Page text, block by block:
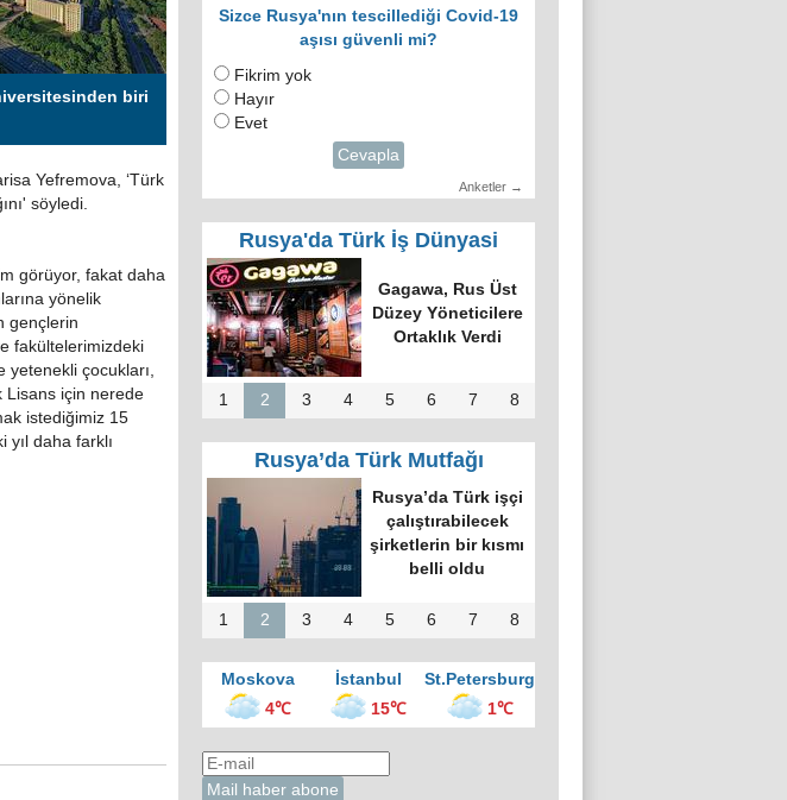
biri
Yefremova, ‘Türk
söyledi.
görüyor, fakat daha
yönelik
gençlerin
fakültelerimizdeki
çocukları,
Lisans için nerede
istediğimiz 15
daha farklı
Sizce Rusya'nın tescillediği Covid-19
aşısı güvenli mi?
Fikrim yok
Hayır
Evet
Cevapla
Anketler →
Rusya'da Türk İş Dünyasi
Gagawa, Rus Üst
Düzey Yöneticilere
Ortaklık Verdi
1 2 3 4 5 6 7 8
Rusya’da Türk Mutfağı
Rusya’da Türk işçi
çalıştırabilecek
şirketlerin bir kısmı
belli oldu
1 2 3 4 5 6 7 8
Moskova İstanbul
St.Petersburg
4℃
15℃ 1℃